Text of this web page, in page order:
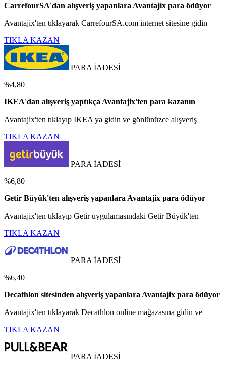
CarrefourSA'dan alışveriş yapanlara Avantajix para ödüyor
Avantajix'ten tıklayarak CarrefourSA.com internet sitesine gidin
TIKLA KAZAN
PARA İADESİ
%4,80
IKEA'dan alışveriş yaptıkça Avantajix'ten para kazanın
Avantajix'ten tıklayıp IKEA'ya gidin ve gönlünüzce alışveriş
TIKLA KAZAN
PARA İADESİ
%6,80
Getir Büyük'ten alışveriş yapanlara Avantajix para ödüyor
Avantajix'ten tıklayıp Getir uygulamasındaki Getir Büyük'ten
TIKLA KAZAN
PARA İADESİ
%6,40
Decathlon sitesinden alışveriş yapanlara Avantajix para ödüyor
Avantajix'ten tıklayarak Decathlon online mağazasına gidin ve
TIKLA KAZAN
PARA İADESİ